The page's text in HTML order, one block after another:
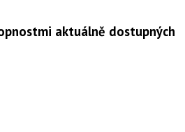
aktuálně dostupných